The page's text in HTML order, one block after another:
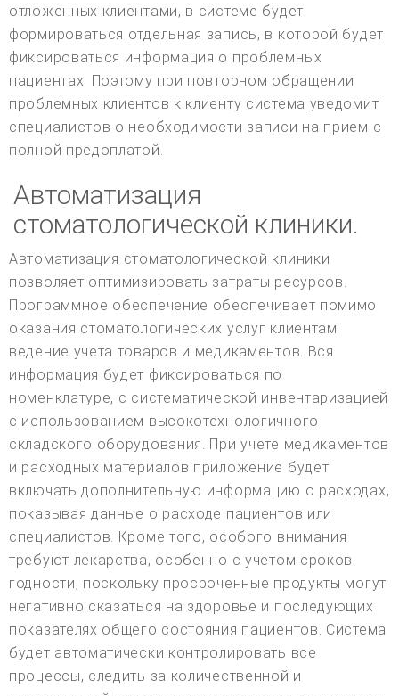
отложенных клиентами, в системе будет
формироваться отдельная запись, в которой будет
фиксироваться информация о проблемных
пациентах. Поэтому при повторном обращении
проблемных клиентов к клиенту система уведомит
специалистов о необходимости записи на прием с
полной предоплатой.
Автоматизация
стоматологической клиники.
Автоматизация стоматологической клиники
позволяет оптимизировать затраты ресурсов.
Программное обеспечение обеспечивает помимо
оказания стоматологических услуг клиентам
ведение учета товаров и медикаментов. Вся
информация будет фиксироваться по
номенклатуре, с систематической инвентаризацией
с использованием высокотехнологичного
складского оборудования. При учете медикаментов
и расходных материалов приложение будет
включать дополнительную информацию о расходах,
показывая данные о расходе пациентов или
специалистов. Кроме того, особого внимания
требуют лекарства, особенно с учетом сроков
годности, поскольку просроченные продукты могут
негативно сказаться на здоровье и последующих
показателях общего состояния пациентов. Система
будет автоматически контролировать все
процессы, следить за количественной и